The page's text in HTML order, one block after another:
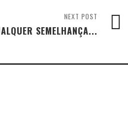
NEXT POST
SEMELHANÇA...